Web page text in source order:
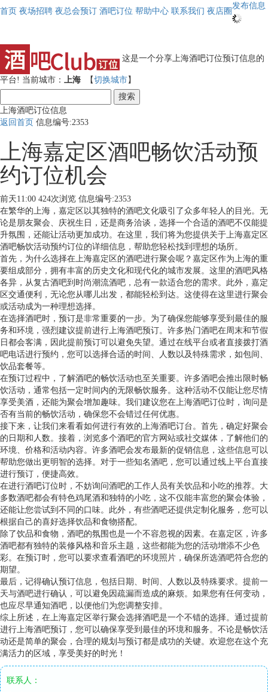
首页 夜场招聘 夜总会预订 酒吧订位 帮助中心 联系我们 夜店圈
发布信息
这是一个分享上海酒吧订位预订信息的
平台! 当前城市： 上海 【切换城市】
搜索
上海酒吧订位信息
返回首页 信息编号:2353
上海嘉定区酒吧畅饮活动预
约订位机会
前天11:00 424次浏览 信息编号:2353
在繁华的上海，嘉定区以其独特的酒吧文化吸引了众多年轻人的目光。无
论是朋友聚会、庆祝生日，还是商务洽谈，选择一个合适的酒吧不仅能提
升氛围，还能让活动更加成功。在这里，我们将为您提供关于上海嘉定区
酒吧畅饮活动预约订位的详细信息，帮助您轻松找到理想的场所。
首先，为什么选择在上海嘉定区的酒吧进行聚会呢？嘉定区作为上海的重
要组成部分，拥有丰富的历史文化和现代化的城市发展。这里的酒吧风格
各异，从复古酒吧到时尚潮流酒吧，总有一款适合您的需求。此外，嘉定
区交通便利，无论您从哪儿出发，都能轻松到达。这使得在这里进行聚会
或活动成为一种理想选择。
在选择酒吧时，预订是非常重要的一步。为了确保您能够享受到最佳的服
务和环境，强烈建议提前进行上海酒吧预订。许多热门酒吧在周末和节假
日都会客满，因此提前预订可以避免失望。通过在线平台或者直接拨打酒
吧电话进行预约，您可以选择合适的时间、人数以及特殊需求，如包间、
饮品套餐等。
在预订过程中，了解酒吧的畅饮活动也至关重要。许多酒吧会推出限时畅
饮活动，通常包括一定时间内的无限畅饮服务。这种活动不仅能让您尽情
享受美酒，还能为聚会增加趣味。我们建议您在上海酒吧订位时，询问是
否有当前的畅饮活动，确保您不会错过任何优惠。
接下来，让我们来看看如何进行有效的上海酒吧订台。首先，确定好聚会
的日期和人数。接着，浏览多个酒吧的官方网站或社交媒体，了解他们的
环境、价格和活动内容。许多酒吧会发布最新的促销信息，这些信息可以
帮助您做出更明智的选择。对于一些知名酒吧，您可以通过线上平台直接
进行预订，便捷高效。
在进行酒吧订位时，不妨询问酒吧的工作人员有关饮品和小吃的推荐。大
多数酒吧都会有特色鸡尾酒和独特的小吃，这不仅能丰富您的聚会体验，
还能让您尝试到不同的口味。此外，有些酒吧还提供定制化服务，您可以
根据自己的喜好选择饮品和食物搭配。
除了饮品和食物，酒吧的氛围也是一个不容忽视的因素。在嘉定区，许多
酒吧都有独特的装修风格和音乐主题，这些都能为您的活动增添不少色
彩。在预订时，您可以要求查看酒吧的环境照片，确保所选酒吧符合您的
期望。
最后，记得确认预订信息，包括日期、时间、人数以及特殊要求。提前一
天与酒吧进行确认，可以避免因疏漏而造成的麻烦。如果您有任何变动，
也应尽早通知酒吧，以便他们为您调整安排。
综上所述，在上海嘉定区举行聚会选择酒吧是一个不错的选择。通过提前
进行上海酒吧预订，您可以确保享受到最佳的环境和服务。不论是畅饮活
动还是简单的聚会，合理的规划与预订都是成功的关键。欢迎您在这个充
满活力的区域，享受美好的时光！
联系人：